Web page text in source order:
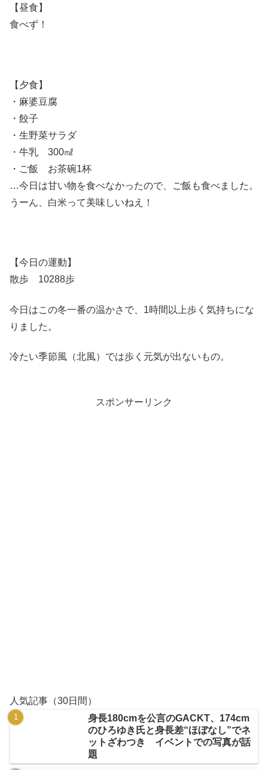
【昼食】
食べず！
【夕食】
・麻婆豆腐
・餃子
・生野菜サラダ
・牛乳 300㎖
・ご飯 お茶碗1杯
…今日は甘い物を食べなかったので、ご飯も食べました。
うーん、白米って美味しいねえ！
【今日の運動】
散歩 10288歩
今日はこの冬一番の温かさで、1時間以上歩く気持ちにな
りました。
冷たい季節風（北風）では歩く元気が出ないもの。
スポンサーリンク
人気記事（30日間）
身長180cmを公言のGACKT、174cm
のひろゆき氏と身長差“ほぼなし”でネ
ットざわつき イベントでの写真が話
題